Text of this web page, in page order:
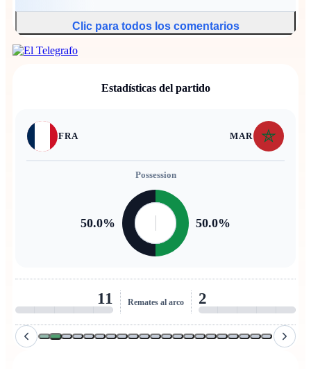
Clic para todos los comentarios
Estadísticas del partido
FRA MAR
Possession
50.0% 50.0%
11 Remates al arco 2